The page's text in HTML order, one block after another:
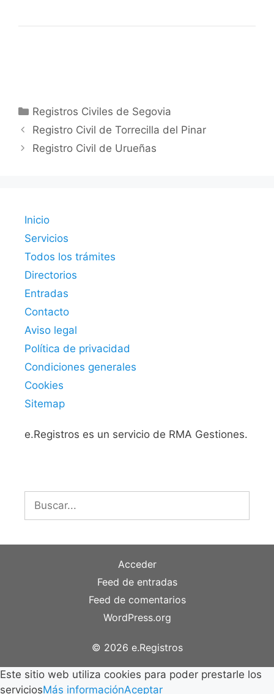
Categorías
Registros Civiles de Segovia
Registro Civil de Torrecilla del Pinar
Registro Civil de Urueñas
Inicio
Servicios
Todos los trámites
Directorios
Entradas
Contacto
Aviso legal
Política de privacidad
Condiciones generales
Cookies
Sitemap
e.Registros es un servicio de RMA Gestiones.
Buscar:
Acceder
Feed de entradas
Feed de comentarios
WordPress.org
© 2026 e.Registros
Este sitio web utiliza cookies para poder prestarle los
serviciosMás informaciónAceptar